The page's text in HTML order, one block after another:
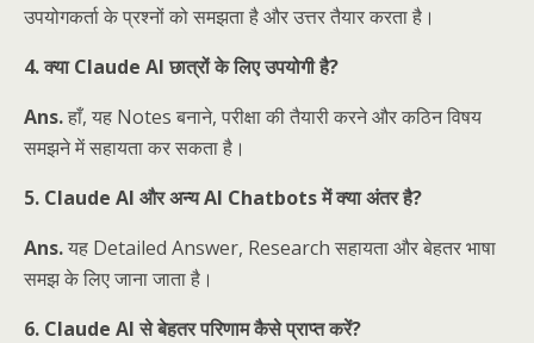
उपयोगकर्ता के प्रश्नों को समझता है और उत्तर तैयार करता है।
4. क्या Claude AI छात्रों के लिए उपयोगी है?
Ans.हाँ, यह Notes बनाने, परीक्षा की तैयारी करने और कठिन विषय
समझने में सहायता कर सकता है।
5. Claude AI और अन्य AI Chatbots में क्या अंतर है?
Ans.यह Detailed Answer, Research सहायता और बेहतर भाषा
समझ के लिए जाना जाता है।
6. Claude AI से बेहतर परिणाम कैसे प्राप्त करें?